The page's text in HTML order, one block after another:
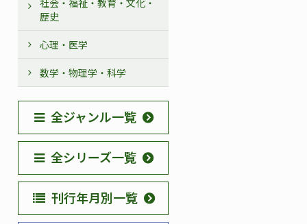
社会・福祉・教育・文化・
歴史
心理・医学
数学・物理学・科学
全ジャンル一覧
全シリーズ一覧
刊行年月別一覧